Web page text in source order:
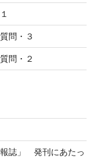
問・３
問・２
誌」 発刊にあたっ